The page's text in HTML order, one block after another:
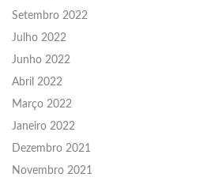
Setembro 2022
Julho 2022
Junho 2022
Abril 2022
Março 2022
Janeiro 2022
Dezembro 2021
Novembro 2021